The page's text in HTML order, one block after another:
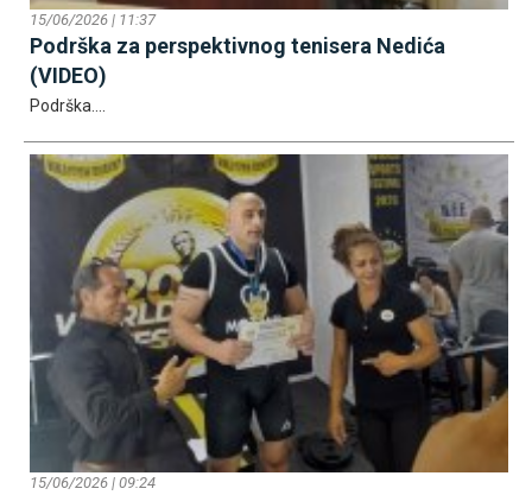
15/06/2026 | 11:37
Podrška za perspektivnog tenisera Nedića
(VIDEO)
Podrška....
15/06/2026 | 09:24